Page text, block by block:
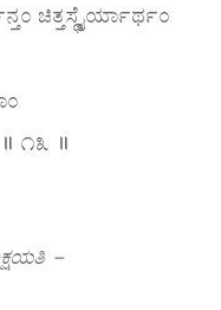
ಚಿತ್ತಸ್ಥೈರ್ಯಾರ್ಥಂ
॥ ೧೩ ॥
–